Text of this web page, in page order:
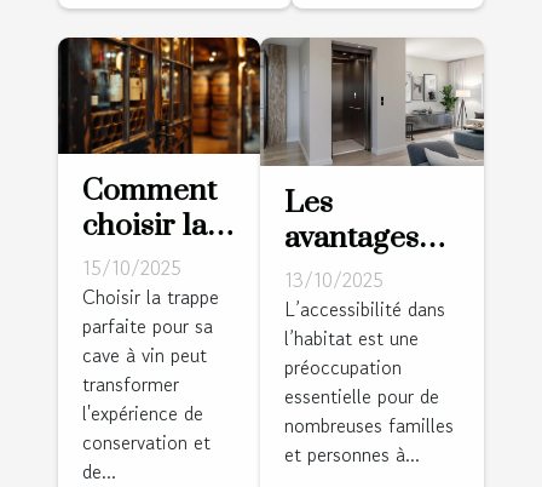
Comment
choisir la
trappe
idéale
pour votre
cave à vin ?
15/10/2025
Choisir la trappe
parfaite pour sa
cave à vin peut
transformer
l'expérience de
conservation et
de...
Les
avantages
des
installations
élévatrices
pour
l'accessibilité
domestique
13/10/2025
L’accessibilité dans
l’habitat est une
préoccupation
essentielle pour de
nombreuses familles
et personnes à...